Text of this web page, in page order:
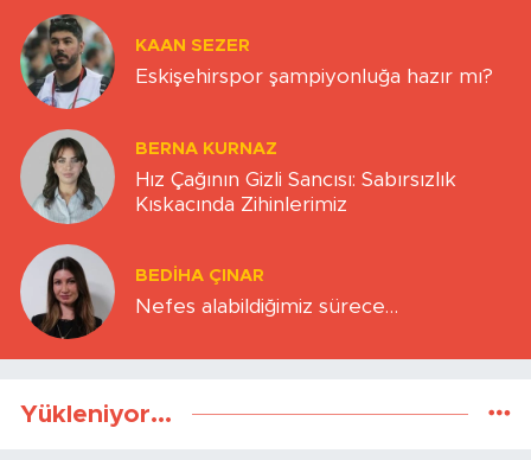
KAAN SEZER
Eskişehirspor şampiyonluğa hazır mı?
BERNA KURNAZ
Hız Çağının Gizli Sancısı: Sabırsızlık
Kıskacında Zihinlerimiz
BEDIHA ÇINAR
Nefes alabildiğimiz sürece…
Yükleniyor...